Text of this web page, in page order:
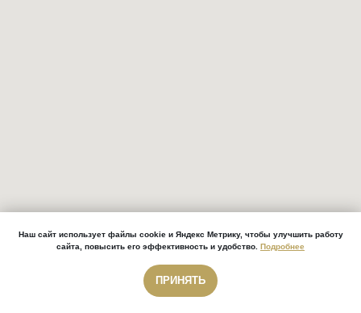
Звонок бесплатный
Наш сайт использует файлы cookie и Яндекс Метрику, чтобы улучшить работу
сайта, повысить его эффективность и удобство. Подробнее
ПРИНЯТЬ